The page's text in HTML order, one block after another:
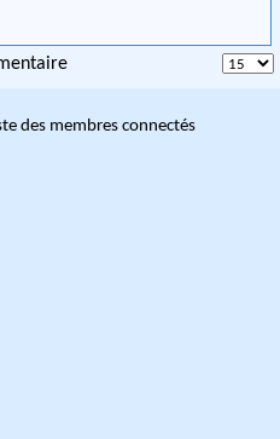
des membres connectés